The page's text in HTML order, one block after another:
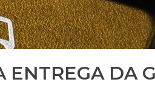
ENTREGA DA